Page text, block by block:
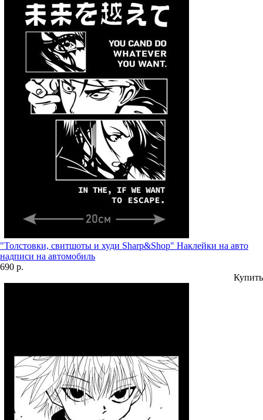
"Толстовки, свитшоты и худи Sharp&Shop" Наклейки на авто
надписи на автомобиль
690 р.
Купить